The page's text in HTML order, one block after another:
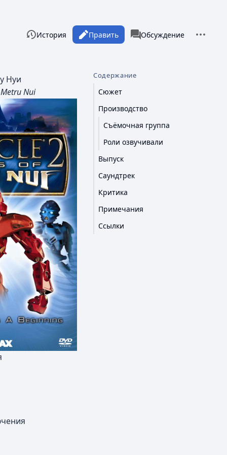
Просмотры
Читать Править
История associated-pages
Статья
Обсуждение
Нуи
Nui
Содержание
Сюжет
Производство
Съёмочная группа
Роли озвучивали
Выпуск
Саундтрек
Критика
Примечания
Ссылки